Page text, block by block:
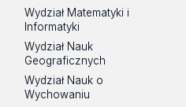
Wydział Matematyki i
Informatyki
Wydział Nauk
Geograficznych
Wydział Nauk o
Wychowaniu